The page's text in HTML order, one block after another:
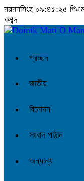
ময়মনসিংহ ০৯:৪৫:২৬
বঙ্গাব্দ
প্রচ্ছদ
জাতীয়
বিনোদন
সংবাদ পাঠান
অন্যান্য